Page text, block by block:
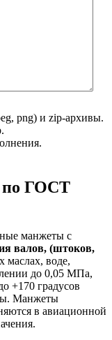
png) и zip-архивы.
по ГОСТ
манжеты с
валов, (штоков,
маслах, воде,
до 0,05 МПа,
+170 градусов
Манжеты
в авиационной